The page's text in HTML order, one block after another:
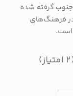
گرفته شده
فرهنگ‌های
است.